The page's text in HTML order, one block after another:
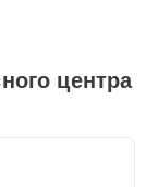
центра